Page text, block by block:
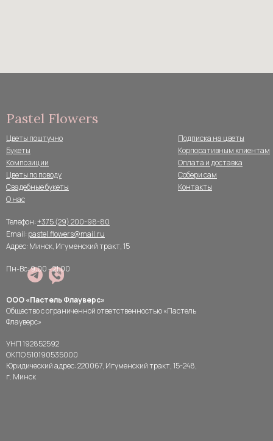
ООО «Пастель Флауверс»
Общество с ограниченной ответственностью «Пастель
Флауверс»
УНП 192852592
ОКПО 510190535000
Юридический адрес: 220067, Игуменский тракт, 15-248,
г. Минск
Телефон:+375 (29) 200-98-80
Email: pastel.flowers@mail.ru
Цветы поштучно
Адрес: Минск, Игуменский тракт, 15
Букеты
Композиции
Цветы по поводу
Пн-Вс: 9:00 - 21:00
Свадебные букеты
Pastel Flowers
О нас
Подписка на цветы
Корпоративным клиентам
Оплата и доставка
Собери сам
Контакты